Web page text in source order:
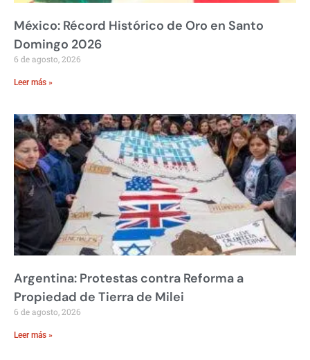
México: Récord Histórico de Oro en Santo
Domingo 2026
6 de agosto, 2026
Leer más »
Argentina: Protestas contra Reforma a
Propiedad de Tierra de Milei
6 de agosto, 2026
Leer más »